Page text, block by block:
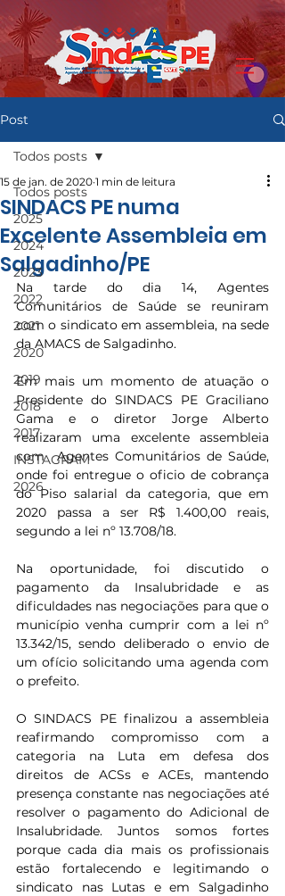
Post
Todos posts
2025
2024
2023
2022
2021
2020
2019
2018
2017
INSTAGRAM
2026
Todos posts
SINDACS PE numa
Excelente Assembleia em
Salgadinho/PE
15 de jan. de 2020 1 min de leitura
Na tarde do dia 14, Agentes
Comunitários de Saúde se reuniram
com o sindicato em assembleia, na sede
da AMACS de Salgadinho.
Em mais um momento de atuação o
Presidente do SINDACS PE Graciliano
Gama e o diretor Jorge Alberto
realizaram uma excelente assembleia
com  Agentes Comunitários de Saúde,
onde foi entregue o oficio de cobrança
do Piso salarial da categoria, que em
2020 passa a ser R$ 1.400,00 reais,
segundo a lei nº 13.708/18.
Na oportunidade, foi discutido o
pagamento da Insalubridade e as
dificuldades nas negociações para que o
município venha cumprir com a lei nº
13.342/15, sendo deliberado o envio de
um ofício solicitando uma agenda com
o prefeito.
O SINDACS PE finalizou a assembleia
reafirmando compromisso com a
categoria na Luta em defesa dos
direitos de ACSs e ACEs, mantendo
presença constante nas negociações até
resolver o pagamento do Adicional de
Insalubridade. Juntos somos fortes
porque cada dia mais os profissionais
estão fortalecendo e legitimando o
sindicato nas Lutas e em Salgadinho